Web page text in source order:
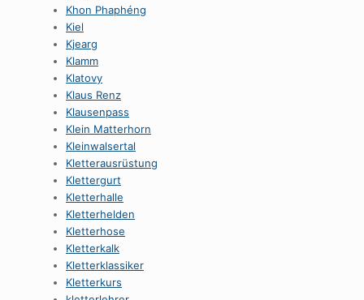
Khon Phaphéng
Kiel
Kjearg
Klamm
Klatovy
Klaus Renz
Klausenpass
Klein Matterhorn
Kleinwalsertal
Kletterausrüstung
Klettergurt
Kletterhalle
Kletterhelden
Kletterhose
Kletterkalk
Kletterklassiker
Kletterkurs